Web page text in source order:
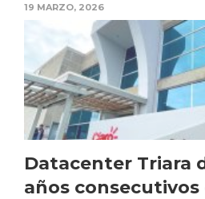
19 MARZO, 2026
Datacenter Triara
años consecutivos